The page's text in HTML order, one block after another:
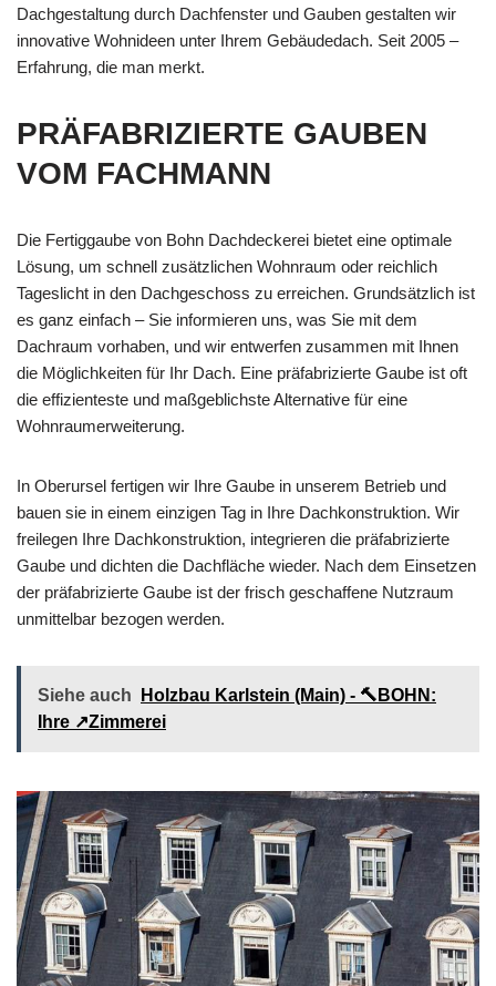
Dachgestaltung durch Dachfenster und Gauben gestalten wir
innovative Wohnideen unter Ihrem Gebäudedach. Seit 2005 –
Erfahrung, die man merkt.
PRÄFABRIZIERTE GAUBEN
VOM FACHMANN
Die Fertiggaube von Bohn Dachdeckerei bietet eine optimale
Lösung, um schnell zusätzlichen Wohnraum oder reichlich
Tageslicht in den Dachgeschoss zu erreichen. Grundsätzlich ist
es ganz einfach – Sie informieren uns, was Sie mit dem
Dachraum vorhaben, und wir entwerfen zusammen mit Ihnen
die Möglichkeiten für Ihr Dach. Eine präfabrizierte Gaube ist oft
die effizienteste und maßgeblichste Alternative für eine
Wohnraumerweiterung.
In Oberursel fertigen wir Ihre Gaube in unserem Betrieb und
bauen sie in einem einzigen Tag in Ihre Dachkonstruktion. Wir
freilegen Ihre Dachkonstruktion, integrieren die präfabrizierte
Gaube und dichten die Dachfläche wieder. Nach dem Einsetzen
der präfabrizierte Gaube ist der frisch geschaffene Nutzraum
unmittelbar bezogen werden.
Siehe auch
Holzbau Karlstein (Main) - 🔨BOHN:
Ihre ↗️Zimmerei